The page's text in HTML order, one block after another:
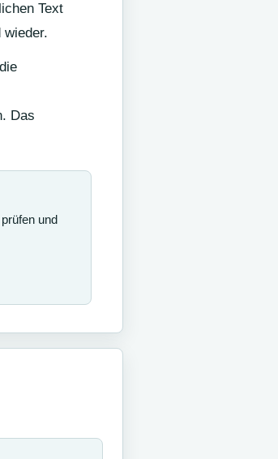
Text
Das
und